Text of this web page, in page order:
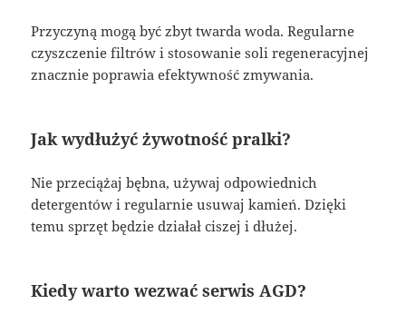
Przyczyną mogą być zbyt twarda woda. Regularne
czyszczenie filtrów i stosowanie soli regeneracyjnej
znacznie poprawia efektywność zmywania.
Jak wydłużyć żywotność pralki?
Nie przeciążaj bębna, używaj odpowiednich
detergentów i regularnie usuwaj kamień. Dzięki
temu sprzęt będzie działał ciszej i dłużej.
Kiedy warto wezwać serwis AGD?